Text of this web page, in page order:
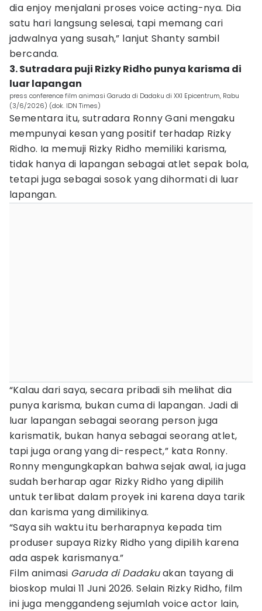
dia enjoy menjalani proses voice acting-nya. Dia
satu hari langsung selesai, tapi memang cari
jadwalnya yang susah,” lanjut Shanty sambil
bercanda.
3. Sutradara puji Rizky Ridho punya karisma di
luar lapangan
press conference film animasi Garuda di Dadaku di XXI Epicentrum, Rabu
(3/6/2026) (dok. IDN Times)
Sementara itu, sutradara Ronny Gani mengaku
mempunyai kesan yang positif terhadap Rizky
Ridho. Ia memuji Rizky Ridho memiliki karisma,
tidak hanya di lapangan sebagai atlet sepak bola,
tetapi juga sebagai sosok yang dihormati di luar
lapangan.
“Kalau dari saya, secara pribadi sih melihat dia
punya karisma, bukan cuma di lapangan. Jadi di
luar lapangan sebagai seorang person juga
karismatik, bukan hanya sebagai seorang atlet,
tapi juga orang yang di-respect,” kata Ronny.
Ronny mengungkapkan bahwa sejak awal, ia juga
sudah berharap agar Rizky Ridho yang dipilih
untuk terlibat dalam proyek ini karena daya tarik
dan karisma yang dimilikinya.
“Saya sih waktu itu berharapnya kepada tim
produser supaya Rizky Ridho yang dipilih karena
ada aspek karismanya.”
Film animasi Garuda di Dadakuakan tayang di
bioskop mulai 11 Juni 2026. Selain Rizky Ridho, film
ini juga menggandeng sejumlah voice actor lain,